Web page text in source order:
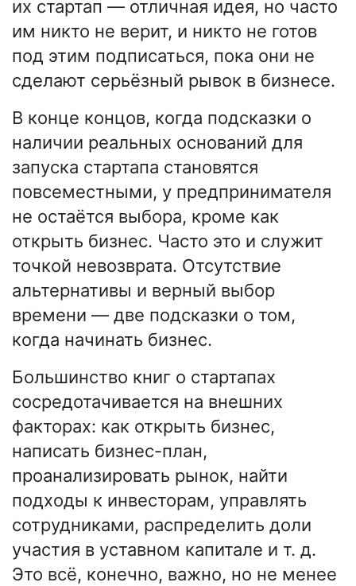
их стартап — отличная идея, но часто
им никто не верит, и никто не готов
под этим подписаться, пока они не
сделают серьёзный рывок в бизнесе.
В конце концов, когда подсказки о
наличии реальных оснований для
запуска стартапа становятся
повсеместными, у предпринимателя
не остаётся выбора, кроме как
открыть бизнес. Часто это и служит
точкой невозврата. Отсутствие
альтернативы и верный выбор
времени — две подсказки о том,
когда начинать бизнес.
Большинство книг о стартапах
сосредотачивается на внешних
факторах: как открыть бизнес,
написать бизнес-план,
проанализировать рынок, найти
подходы к инвесторам, управлять
сотрудниками, распределить доли
участия в уставном капитале и т. д.
Это всё, конечно, важно, но не менее